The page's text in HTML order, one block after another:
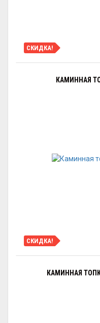
СКИДКА!
КАМИННАЯ
СКИДКА!
КАМИННАЯ ТОПКА